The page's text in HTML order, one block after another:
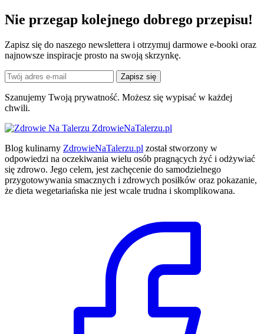
Nie przegap kolejnego dobrego przepisu!
Zapisz się do naszego newslettera i otrzymuj darmowe e-booki oraz
najnowsze inspiracje prosto na swoją skrzynkę.
Zapisz się
Szanujemy Twoją prywatność. Możesz się wypisać w każdej
chwili.
ZdrowieNaTalerzu.pl
Blog kulinarny ZdrowieNaTalerzu.pl został stworzony w
odpowiedzi na oczekiwania wielu osób pragnących żyć i odżywiać
się zdrowo. Jego celem, jest zachęcenie do samodzielnego
przygotowywania smacznych i zdrowych posiłków oraz pokazanie,
że dieta wegetariańska nie jest wcale trudna i skomplikowana.